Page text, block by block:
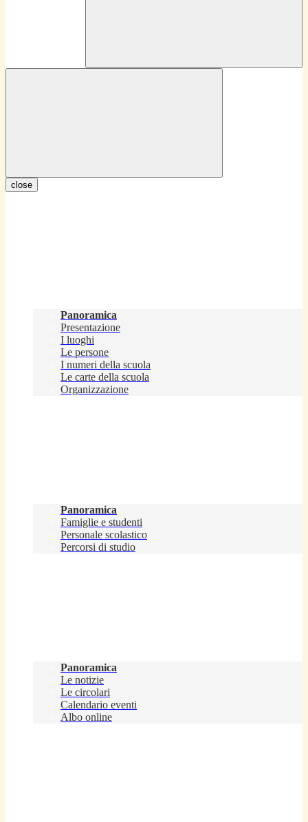
close
Panoramica
Presentazione
I luoghi
Le persone
I numeri della scuola
Le carte della scuola
Organizzazione
Panoramica
Famiglie e studenti
Personale scolastico
Percorsi di studio
Panoramica
Le notizie
Le circolari
Calendario eventi
Albo online